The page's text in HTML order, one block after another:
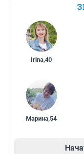
Irina,40
Марина,54